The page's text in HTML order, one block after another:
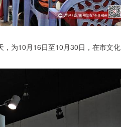
，为10月16日至10月30日，在市文化